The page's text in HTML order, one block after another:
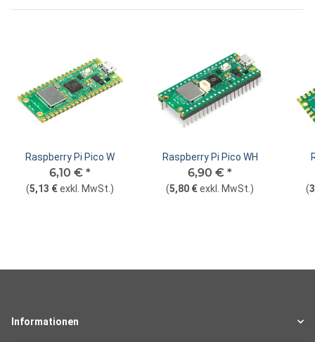
Raspberry Pi Pico W
6,10 € *
(5,13 €exkl. MwSt. )
Raspberry Pi Pico WH
6,90 € *
(5,80 €exkl. MwSt. ) (
Informationen